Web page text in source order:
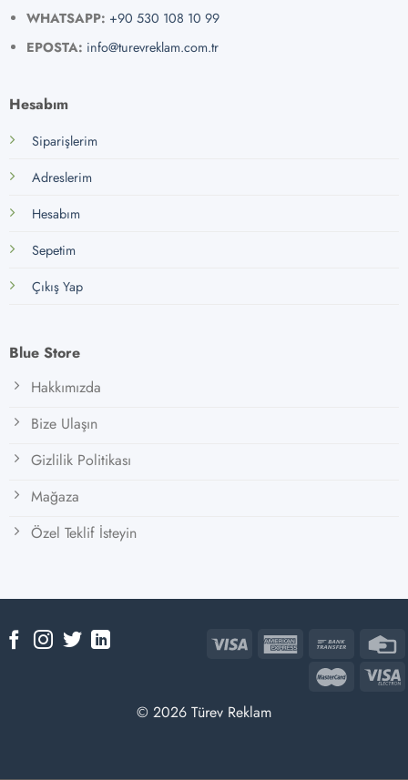
WHATSAPP: +90 530 108 10 99
EPOSTA: info@turevreklam.com.tr
Hesabım
Siparişlerim
Adreslerim
Hesabım
Sepetim
Çıkış Yap
Blue Store
Hakkımızda
Bize Ulaşın
Gizlilik Politikası
Mağaza
Özel Teklif İsteyin
© 2026 Türev Reklam